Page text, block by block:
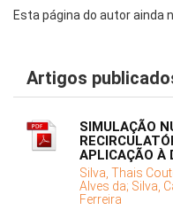
Esta página do autor ainda
Artigos
SIMULAÇÃO
APLICAÇÃO À
Silva, Thais
Alves da; Silva,
Ferreira